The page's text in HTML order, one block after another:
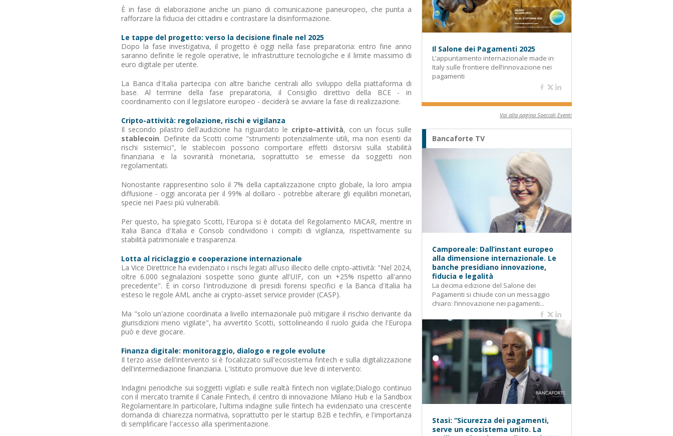
È in fase di elaborazione anche un piano di comunicazione paneuropeo, che punta a
rafforzare la fiducia dei cittadini e contrastare la disinformazione.
Le tappe del progetto: verso la decisione finale nel 2025
Dopo la fase investigativa, il progetto è oggi nella fase preparatoria: entro fine anno
saranno definite le regole operative, le infrastrutture tecnologiche e il limite massimo di
euro digitale per utente.
La Banca d'Italia partecipa con altre banche centrali allo sviluppo della piattaforma di
base. Al termine della fase preparatoria, il Consiglio direttivo della BCE - in
coordinamento con il legislatore europeo - deciderà se avviare la fase di realizzazione.
Cripto-attività: regolazione, rischi e vigilanza
Il secondo pilastro dell'audizione ha riguardato le cripto-attività, con un focus sulle
stablecoin. Definite da Scotti come "strumenti potenzialmente utili, ma non esenti da
rischi sistemici", le stablecoin possono comportare effetti distorsivi sulla stabilità
finanziaria e la sovranità monetaria, soprattutto se emesse da soggetti non
regolamentati.
Nonostante rappresentino solo il 7% della capitalizzazione cripto globale, la loro ampia
diffusione - oggi ancorata per il 99% al dollaro - potrebbe alterare gli equilibri monetari,
specie nei Paesi più vulnerabili.
Per questo, ha spiegato Scotti, l'Europa si è dotata del Regolamento MiCAR, mentre in
Italia Banca d'Italia e Consob condividono i compiti di vigilanza, rispettivamente su
stabilità patrimoniale e trasparenza.
Lotta al riciclaggio e cooperazione internazionale
La Vice Direttrice ha evidenziato i rischi legati all'uso illecito delle cripto-attività: "Nel 2024,
oltre 6.000 segnalazioni sospette sono giunte all'UIF, con un +25% rispetto all'anno
precedente". È in corso l'introduzione di presidi forensi specifici e la Banca d'Italia ha
esteso le regole AML anche ai crypto-asset service provider (CASP).
Ma "solo un'azione coordinata a livello internazionale può mitigare il rischio derivante da
giurisdizioni meno vigilate", ha avvertito Scotti, sottolineando il ruolo guida che l'Europa
può e deve giocare.
Finanza digitale: monitoraggio, dialogo e regole evolute
Il terzo asse dell'intervento si è focalizzato sull'ecosistema fintech e sulla digitalizzazione
dell'intermediazione finanziaria. L'Istituto promuove due leve di intervento:
Indagini periodiche sui soggetti vigilati e sulle realtà fintech non vigilate;Dialogo continuo
con il mercato tramite il Canale Fintech, il centro di innovazione Milano Hub e la Sandbox
Regolamentare.In particolare, l'ultima indagine sulle fintech ha evidenziato una crescente
domanda di chiarezza normativa, soprattutto per le startup B2B e techfin, e l'importanza
di semplificare l'accesso alla sperimentazione.
Il Salone dei Pagamenti 2025
L’appuntamento internazionale made in
Italy sulle frontiere dell’innovazione nei
pagamenti
Vai alla pagina Speciali Eventi
Bancaforte TV
Camporeale: Dall’instant europeo
alla dimensione internazionale. Le
banche presidiano innovazione,
fiducia e legalità
La decima edizione del Salone dei
Pagamenti si chiude con un messaggio
chiaro: l’innovazione nei pagamenti...
Stasi: “Sicurezza dei pagamenti,
serve un ecosistema unito. La